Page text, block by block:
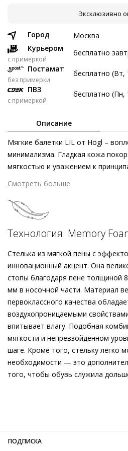
22 авг
5
Без переплат
Долями
Разделите стоимость
Заплатите сейчас только часть,
Затем по 3 447 ₽ раз в 2 недели
Подробнее о сервисе можно
Эксклюзивно
Город
Москва
Курьером
c примеркой
бесплатно
Постамат
без примерки
бесплатно (Вт,
ПВЗ
с примеркой
бесплатно (Пн,
Описание
Мягкие балетки LIL от Högl –
минимализма. Гладкая кожа
мягкостью и уважением к
экологичности. Благодаря лёгкой
прекрасно облегает стопу. Эта
изготовлена по уникальной
сочетающей в себе высочайшее
конструкция позволяет модели
вашему движению. О мягкости
пена с эффектом «памяти».
надёжными спутниками вашей
сочетании со свободными
комбинации с пёстрым платьем
Смотреть больше
Технология: Memory
Стелька из мягкой пены с
инновационный акцент. Она
стопы благодаря пене толщиной
мм в носочной части. Материал
первоклассного качества
воздухопроницаемыми
впитывает влагу. Подобная
мягкости и непревзойдённом
шаге. Кроме того, стельку легко
необходимости — это
того, чтобы обувь служила
скольжения
ПОДПИСКА